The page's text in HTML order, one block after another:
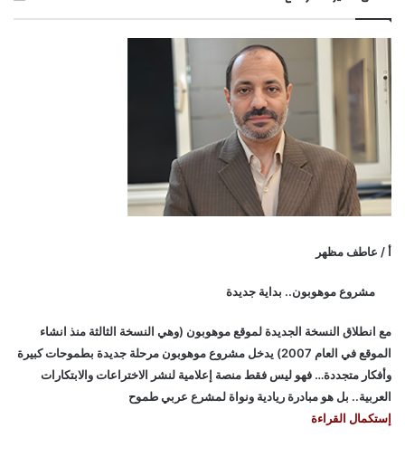
أ / عاطف مظهر
مشروع موهوبون.. بداية جديدة
مع انطلاق النسخة الجديدة لموقع موهوبون (وهي النسخة الثالثة منذ انشاء
الموقع في العام 2007) يدخل مشروع موهوبون مرحلة جديدة بطموحات كبيرة
وأفكار متجددة… فهو ليس فقط منصة إعلامية لنشر الاختراعات والابتكارات
العربية.. بل هو مبادرة ريادية ونواة لمشرع عربي طموح
إستكمال القراءة